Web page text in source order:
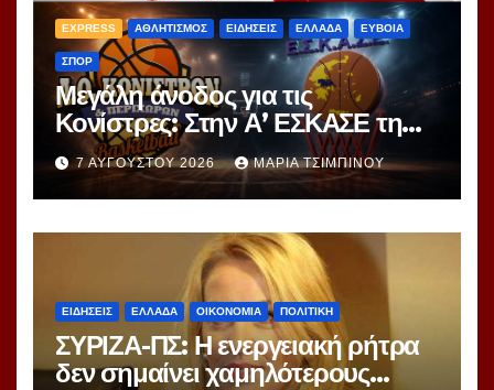
EXPRESS ΑΘΛΗΤΙΣΜΟΣ ΕΙΔΗΣΕΙΣ ΕΛΛΑΔΑ ΕΥΒΟΙΑ
ΣΠΟΡ
Μεγάλη άνοδος για τις
Κονίστρες: Στην Α’ ΕΣΚΑΣΕ τη
νέα σεζόν – Αυτές είναι οι 12
ομάδες!
7 ΑΥΓΟΎΣΤΟΥ 2026 ΜΑΡΊΑ ΤΣΙΜΠΙΝΟΎ
ΕΙΔΗΣΕΙΣ ΕΛΛΑΔΑ ΟΙΚΟΝΟΜΙΑ ΠΟΛΙΤΙΚΗ
ΣΥΡΙΖΑ-ΠΣ: Η ενεργειακή ρήτρα
δεν σημαίνει χαμηλότερους